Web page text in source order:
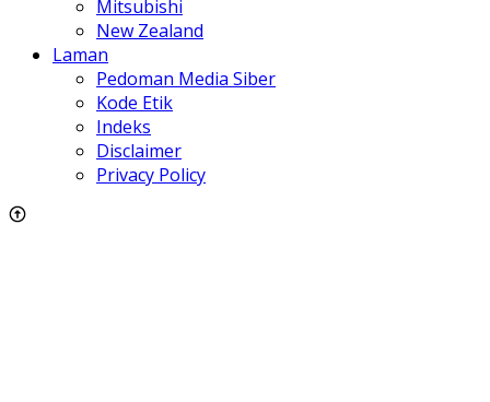
Mitsubishi
New Zealand
Laman
Pedoman Media Siber
Kode Etik
Indeks
Disclaimer
Privacy Policy